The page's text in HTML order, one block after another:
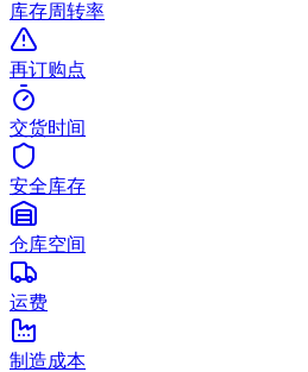
库存周转率
再订购点
交货时间
安全库存
仓库空间
运费
制造成本